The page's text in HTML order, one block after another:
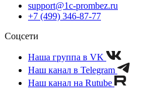
support@1c-prombez.ru
+7 (499) 346-87-77
Соцсети
Наша группа в VK
Наш канал в Telegram
Наш канал на Rutube